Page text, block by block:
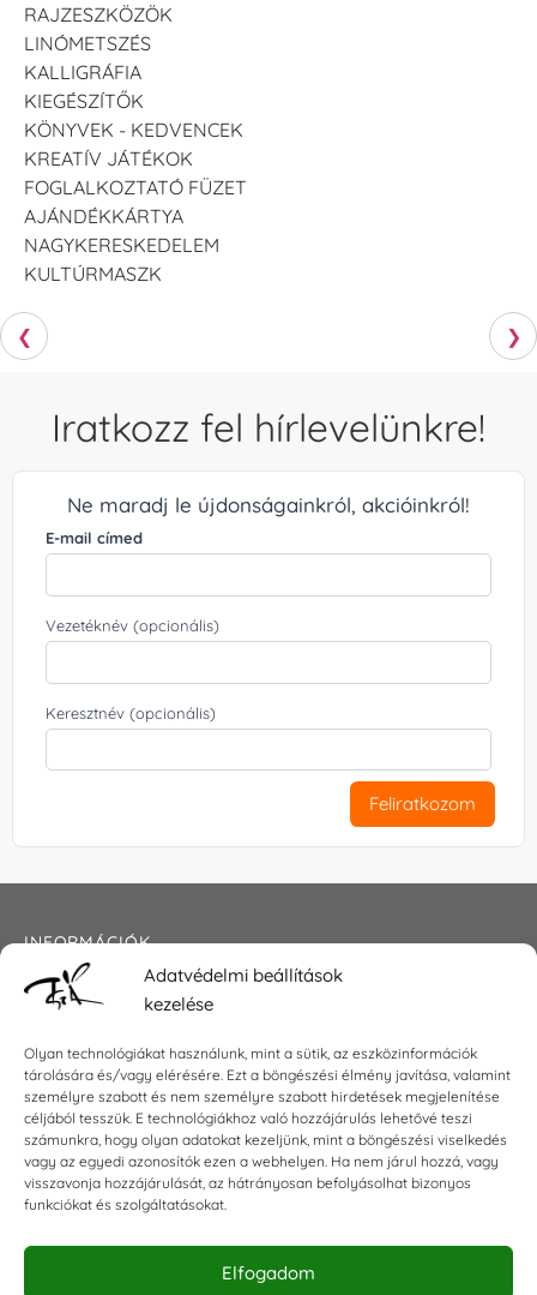
Adatvédelmi beállítások
kezelése
Olyan technológiákat használunk, mint a sütik, az eszközinformációk
tárolására és/vagy elérésére. Ezt a böngészési élmény javítása, valamint
személyre szabott és nem személyre szabott hirdetések megjelenítése
céljából tesszük. E technológiákhoz való hozzájárulás lehetővé teszi
számunkra, hogy olyan adatokat kezeljünk, mint a böngészési viselkedés
vagy az egyedi azonosítók ezen a webhelyen. Ha nem járul hozzá, vagy
visszavonja hozzájárulását, az hátrányosan befolyásolhat bizonyos
funkciókat és szolgáltatásokat.
Elfogadom
RAJZESZKÖZÖK
LINÓMETSZÉS
KALLIGRÁFIA
KIEGÉSZÍTŐK
KÖNYVEK - KEDVENCEK
KREATÍV JÁTÉKOK
FOGLALKOZTATÓ FÜZET
AJÁNDÉKKÁRTYA
NAGYKERESKEDELEM
KULTÚRMASZK
❮ ❯
Iratkozz fel hírlevelünkre!
Ne maradj le újdonságainkról, akcióinkról!
E-mail címed
Vezetéknév (opcionális)
Keresztnév (opcionális)
Feliratkozom
INFORMÁCIÓK
Általános szerződési feltételek
Impresszum
KAPCSOLAT
E-mail:shop@torokszilvi.com
Telefon: +36 30 6767872